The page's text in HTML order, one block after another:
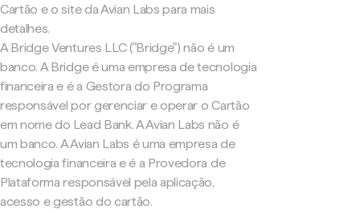
Cartão e o site da Avian Labs para mais
detalhes.
A Bridge Ventures LLC ("Bridge") não é um
banco. A Bridge é uma empresa de tecnologia
financeira e é a Gestora do Programa
responsável por gerenciar e operar o Cartão
em nome do Lead Bank. A Avian Labs não é
um banco. A Avian Labs é uma empresa de
tecnologia financeira e é a Provedora de
Plataforma responsável pela aplicação,
acesso e gestão do cartão.